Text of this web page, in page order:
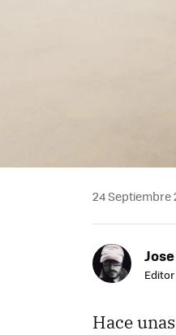
24 Septiembre
Hace